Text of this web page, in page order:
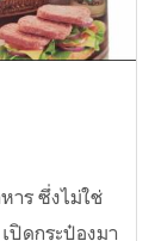
าร ซึ่งไม่ใช่
ดกระป๋องมา